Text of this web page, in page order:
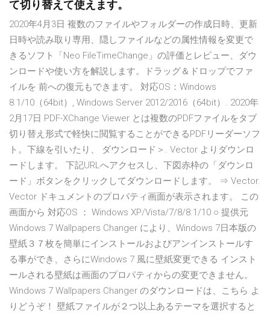
て切り替えて使えます。
2020年4月3日 複数のファイルやフォルダーの作成日時、更新
日時や読み取り専用、隠しファイルなどの属性情報を変更で
きるソフト「Neo FileTimeChange」の評価とレビュー、ダウ
ンロードや使い方を解説します。ドラッグ＆ドロップでファ
イルを 前への復元もできます。 対応OS：Windows
8.1/10（64bit）, Windows Server 2012/2016（64bit）. 2020年
2月17日 PDF-XChange Viewer とは複数のPDFファイルをタブ
切り替え形式で軽快に閲覧することができるPDFリーダーソフ
ト。下線を引いたり、 ダウンロード＞. Vector よりダウンロ
ードします。 下記URLへアクセスし、下図赤枠の「ダウンロ
ード」ボタンをクリックしてダウンロードします。 ⇒ Vector.
Vector ドキュメントのプロパティ画面が表示されます。 この
画面から 対応OS ： Windows XP/Vista/7/8/8.1/10 ○ 提供元
Windows 7 Wallpapers Changer により、Windows 7日本版の
壁紙３７枚を簡単にインストールおよびアンインストールす
る事ができ、さらにWindows 7 風に壁紙変更できる インスト
ールされる壁紙は画面のプロパティからの変更できません。
Windows 7 Wallpapers Changer のダウンロードは、こちら よ
りどうぞ！ 壁紙ファイルが２つ以上あるテーマを選択すると